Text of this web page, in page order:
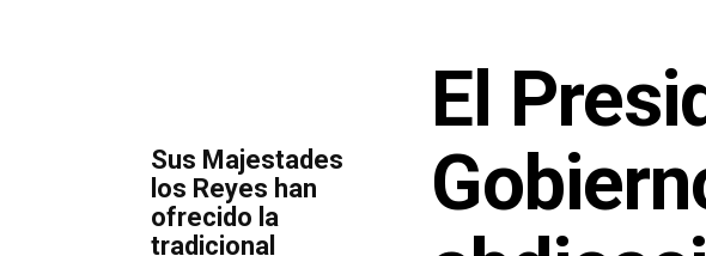
​Sus Majestades
los Reyes han
ofrecido la
tradicional
El